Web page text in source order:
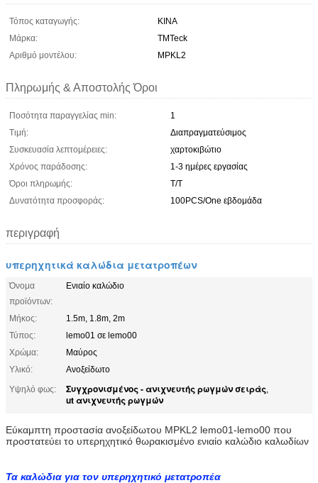
Τόπος καταγωγής:
ΚΙΝΑ
Μάρκα:
TMTeck
Αριθμό μοντέλου:
MPKL2
Πληρωμής & Αποστολής Όροι
Ποσότητα παραγγελίας min:
1
Τιμή:
Διαπραγματεύσιμος
Συσκευασία λεπτομέρειες:
χαρτοκιβώτιο
Χρόνος παράδοσης:
1-3 ημέρες εργασίας
Όροι πληρωμής:
T/T
Δυνατότητα προσφοράς:
100PCS/One εβδομάδα
περιγραφή
υπερηχητικά καλώδια μετατροπέων
Όνομα
προϊόντων:
Ενιαίο καλώδιο
Μήκος:
1.5m, 1.8m, 2m
Τύπος:
lemo01 σε lemo00
Χρώμα:
Μαύρος
Υλικό:
Ανοξείδωτο
Υψηλό φως:
Συγχρονισμένος - ανιχνευτής ρωγμών σειράς,
ut ανιχνευτής ρωγμών
Εύκαμπτη προστασία ανοξείδωτου MPKL2 lemo01-lemo00 που
προστατεύει το υπερηχητικό θωρακισμένο ενιαίο καλώδιο καλωδίων
Τα καλώδια για τον υπερηχητικό μετατροπέα